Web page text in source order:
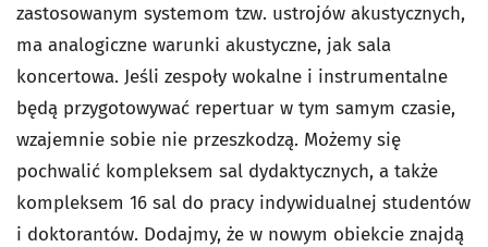
zastosowanym systemom tzw. ustrojów akustycznych,
ma analogiczne warunki akustyczne, jak sala
koncertowa. Jeśli zespoły wokalne i instrumentalne
będą przygotowywać repertuar w tym samym czasie,
wzajemnie sobie nie przeszkodzą. Możemy się
pochwalić kompleksem sal dydaktycznych, a także
kompleksem 16 sal do pracy indywidualnej studentów
i doktorantów. Dodajmy, że w nowym obiekcie znajdą